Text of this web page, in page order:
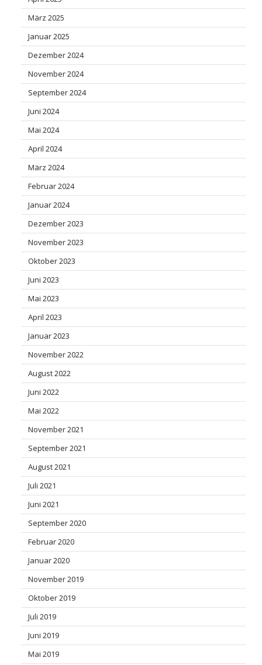
März 2025
Januar 2025
Dezember 2024
November 2024
September 2024
Juni 2024
Mai 2024
April 2024
März 2024
Februar 2024
Januar 2024
Dezember 2023
November 2023
Oktober 2023
Juni 2023
Mai 2023
April 2023
Januar 2023
November 2022
August 2022
Juni 2022
Mai 2022
November 2021
September 2021
August 2021
Juli 2021
Juni 2021
September 2020
Februar 2020
Januar 2020
November 2019
Oktober 2019
Juli 2019
Juni 2019
Mai 2019